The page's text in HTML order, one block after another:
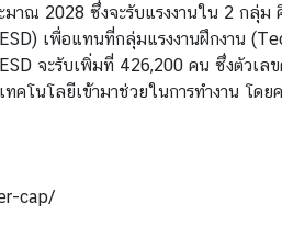
มาณ 2028 ซึ่งจะรับแรงงานใน 2 ก
เพื่อแทนที่กลุ่มแรงงานฝึกงาน
จะรับเพิ่มที่ 426,200 คน ซึ่งตัวเล
โนโลยีเข้ามาช่วยในการทำงาน โด
cap/